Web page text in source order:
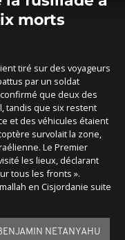
morts
tiré sur des voyageurs
par un soldat
que deux des
tandis que six restent
et des véhicules étaient
survolait la zone,
Le Premier
les lieux, déclarant
tous les fronts ».
en Cisjordanie suite
NETANYAHU